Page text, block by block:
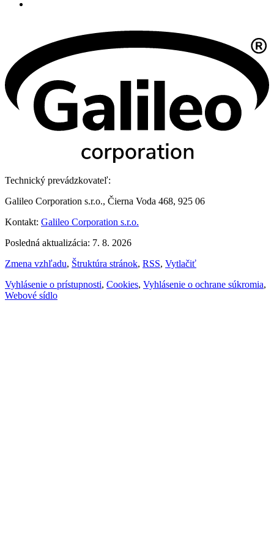
Technický prevádzkovateľ:
Galileo Corporation s.r.o., Čierna Voda 468, 925 06
Kontakt: Galileo Corporation s.r.o.
Posledná aktualizácia: 7. 8. 2026
Zmena vzhľadu, Štruktúra stránok, RSS, Vytlačiť
Vyhlásenie o prístupnosti, Cookies, Vyhlásenie o ochrane súkromia,
Webové sídlo